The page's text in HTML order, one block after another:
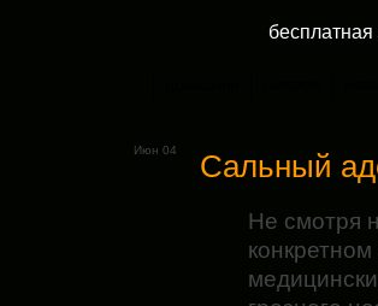
Июн 04 Сальный
Не смотря